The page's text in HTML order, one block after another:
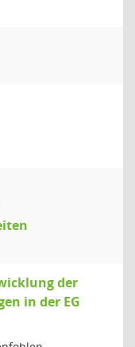
der
in der EG